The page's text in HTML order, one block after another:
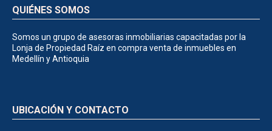
QUIÉNES SOMOS
Somos un grupo de asesoras inmobiliarias capacitadas por la
Lonja de Propiedad Raíz en compra venta de inmuebles en
Medellín y Antioquia
UBICACIÓN Y CONTACTO